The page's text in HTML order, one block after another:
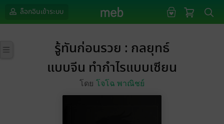
ล็อกอินเข้าระบบ
รู้ทันก่อนรวย : กลยุทธ์
แบบจีน ทำกำไรแบบเซียน
โดย โจโฉ พาณิชย์